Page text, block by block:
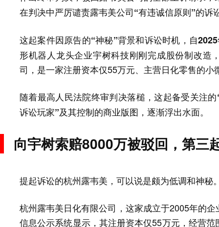
在判决中严厉谴责露韦美公司“有违诚信原则”的诉
这起案件因原告的“神秘”背景和诉讼时机，自
形机器人龙头企业宇树科技刚刚完成股份制改造
司，是一家注册资本仅55万元、主营日化零售的
随着最高人民法院终审判决落槌，这起备受关注
诉讼玩家”及其控制的商业版图，逐渐浮出水面。
向宇树索赔8000万被驳回，第三
提起诉讼的杭州露韦美，可以说是颇为低调和神秘
杭州露韦美日化有限公司，这家成立于2005年的
信息公示系统显示，其注册资本仅55万元， 经营范